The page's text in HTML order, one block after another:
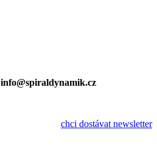
info@spiraldynamik.cz
chci dostávat newsletter